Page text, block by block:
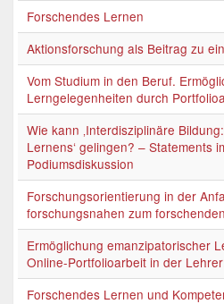
Forschendes Lernen
Aktionsforschung als Beitrag zu
Vom Studium in den Beruf.
Lerngelegenheiten durch
Wie kann ‚Interdisziplinäre
Lernens‘ gelingen? – Statements
Podiumsdiskussion
Forschungsorientierung in der
forschungsnahen zum
Ermöglichung emanzipatorischer
Online-Portfolioarbeit in der
Forschendes Lernen und